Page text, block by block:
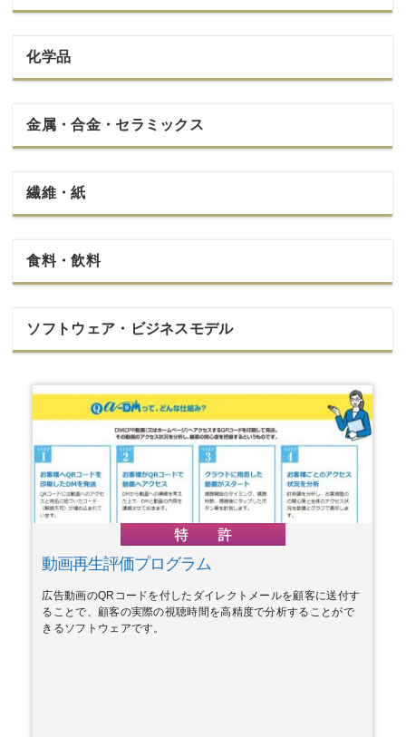
化学品
金属・合金・セラミックス
繊維・紙
食料・飲料
ソフトウェア・ビジネスモデル
動画再生評価プログラム
広告動画のQRコードを付したダイレクトメールを顧客に送付す
ることで、顧客の実際の視聴時間を高精度で分析することがで
きるソフトウェアです。